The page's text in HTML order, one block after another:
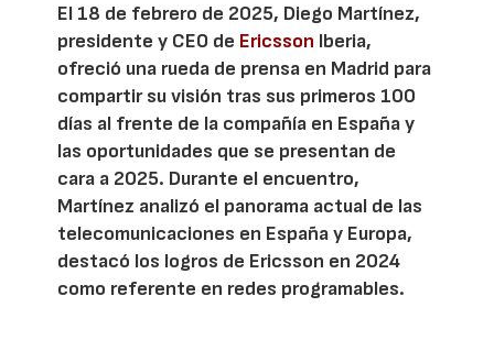
El 18 de febrero de 2025, Diego Martínez,
presidente y CEO de Ericsson Iberia,
ofreció una rueda de prensa en Madrid para
compartir su visión tras sus primeros 100
días al frente de la compañía en España y
las oportunidades que se presentan de
cara a 2025. Durante el encuentro,
Martínez analizó el panorama actual de las
telecomunicaciones en España y Europa,
destacó los logros de Ericsson en 2024
como referente en redes programables.